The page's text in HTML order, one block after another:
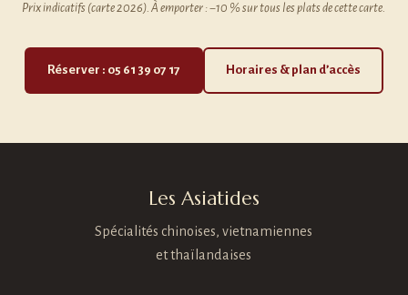
Prix indicatifs (carte 2026). À emporter : −10 % sur tous les plats de cette carte.
Réserver : 05 61 39 07 17 Horaires & plan d’accès
Les Asiatides
Spécialités chinoises, vietnamiennes
et thaïlandaises